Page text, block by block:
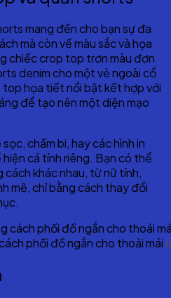
mang đến cho bạn sự đa
mà còn về màu sắc và họa
chiếc crop top trơn màu đơn
denim cho một vẻ ngoài cổ
họa tiết nổi bật kết hợp với
để tạo nên một diện mạo
chấm bi, hay các hình in
cá tính riêng. Bạn có thể
khác nhau, từ nữ tính,
mẽ, chỉ bằng cách thay đổi
phối đồ ngắn cho thoải mái